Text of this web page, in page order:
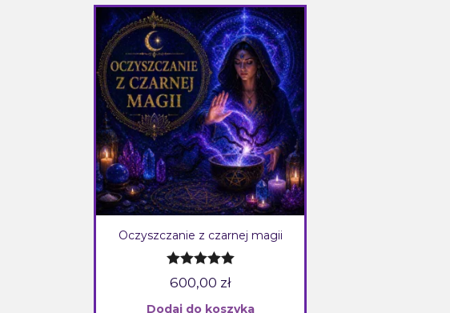
Oczyszczanie z czarnej magii
Oceniono
600,00 zł
Dodaj do koszyka